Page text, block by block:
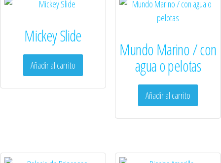
Mickey Slide
Añadir al carrito
Mundo Marino / con
agua o pelotas
Añadir al carrito